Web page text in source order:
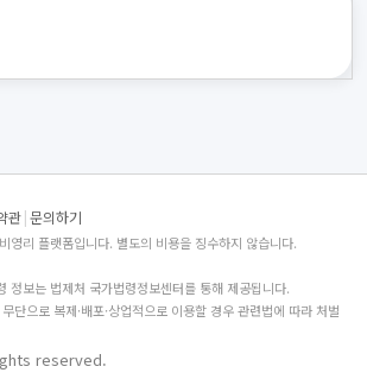
관|문의하기
영리 플랫폼입니다. 별도의 비용을 징수하지 않습니다.
정보는 법제처 국가법령정보센터를 통해 제공됩니다.
단으로 복제·배포·상업적으로 이용할 경우 관련법에 따라 처벌
reserved.